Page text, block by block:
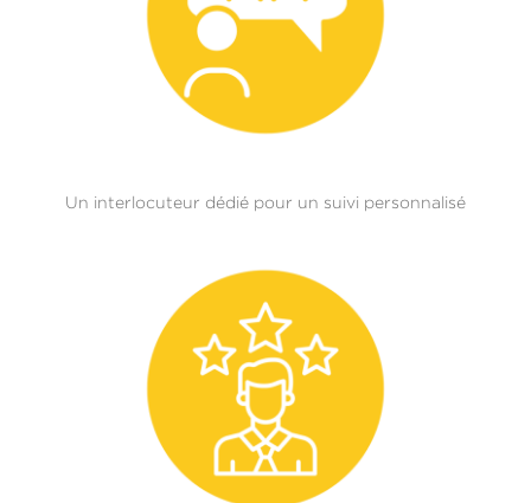
Un interlocuteur dédié pour un suivi personnalisé